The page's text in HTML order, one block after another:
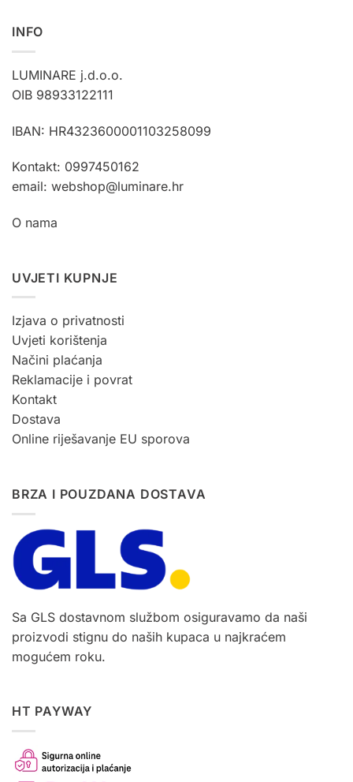
INFO
LUMINARE j.d.o.o.
OIB 98933122111
IBAN: HR4323600001103258099
Kontakt: 0997450162
email: webshop@luminare.hr
O nama
UVJETI KUPNJE
Izjava o privatnosti
Uvjeti korištenja
Načini plaćanja
Reklamacije i povrat
Kontakt
Dostava
Online riješavanje EU sporova
BRZA I POUZDANA DOSTAVA
Sa GLS dostavnom službom osiguravamo da naši
proizvodi stignu do naših kupaca u najkraćem
mogućem roku.
HT PAYWAY